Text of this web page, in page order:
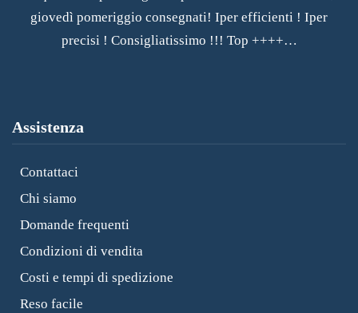
giovedì pomeriggio consegnati! Iper efficienti ! Iper
precisi ! Consigliatissimo !!! Top ++++…
Assistenza
Contattaci
Chi siamo
Domande frequenti
Condizioni di vendita
Costi e tempi di spedizione
Reso facile